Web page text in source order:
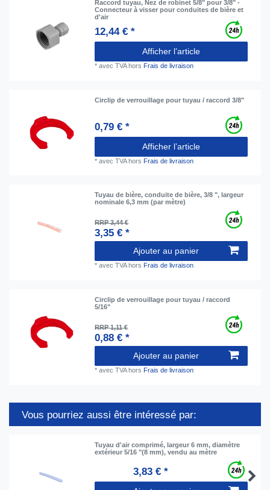
Raccord tuyau, Nez de robinet 5/8" pour 3/8" -
Connecteur à visser pour conduites de bière et
d'air
12,44 € *
Afficher l’article
*avec TVAhors Frais de livraison
Circlip de verrouillage pour tuyau / raccord 3/8"
0,79 € *
Afficher l’article
*avec TVAhors Frais de livraison
Tuyau de bière, conduite de bière, 3/8 ", largeur
nominale 6,3 mm (par mètre)
RRP 3,44 €
3,35 € *
Ajouter au panier
*avec TVAhors Frais de livraison
Circlip de verrouillage pour tuyau / raccord
5/16"
RRP 1,11 €
0,88 € *
Ajouter au panier
*avec TVAhors Frais de livraison
Vous pourriez aussi être intéressé par:
Tuyau d'air comprimé, largeur 6 mm, diamètre
extérieur 5/16 "(8 mm), vendu au mètre
3,83 € *